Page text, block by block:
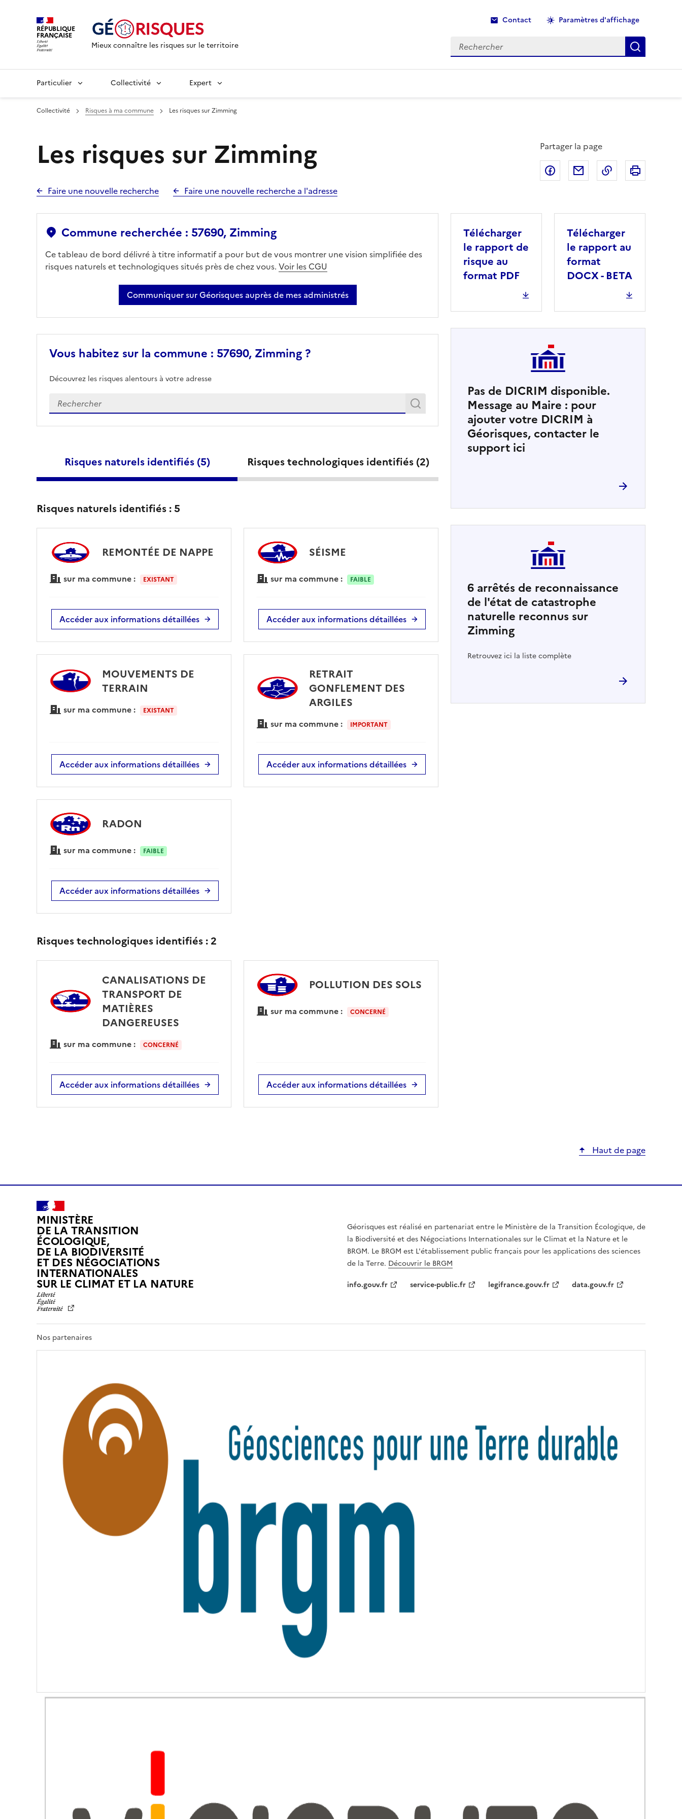
RÉPUBLIQUE
FRANÇAISE
Mieux connaître les risques sur le territoire
Contact Paramètres d'affichage
Rechercher Recherche
Particulier Collectivité Expert
Collectivité Risques à ma commune Les risques sur Zimming
Les risques sur Zimming
Faire une nouvelle recherche Faire une nouvelle recherche a l'adresse
Partager la page
Partager sur Facebook
Partager par email
Copier dans le
Commune recherchée : 57690, Zimming
Ce tableau de bord délivré à titre informatif a pour but de vous montrer une vision simplifiée des
risques naturels et technologiques situés près de chez vous. Voir les CGU
Communiquer sur Géorisques auprès de mes administrés
Vous habitez sur la commune : 57690, Zimming ?
Découvrez les risques alentours à votre adresse
Veuillez renseigner votre adresse exacte Rechercher
Recherche
Risques naturels identifiés (5) Risques technologiques identifiés (2)
Risques naturels identifiés :5
REMONTÉE DE NAPPE
sur ma commune : EXISTANT
Accéder aux informations détaillées
SÉISME
sur ma commune : FAIBLE
Accéder aux informations détaillées
MOUVEMENTS DE
TERRAIN
sur ma commune : EXISTANT
Accéder aux informations détaillées
RETRAIT
GONFLEMENT DES
ARGILES
sur ma commune : IMPORTANT
Accéder aux informations détaillées
RADON
sur ma commune : FAIBLE
Accéder aux informations détaillées
Risques technologiques identifiés : 2
CANALISATIONS DE
TRANSPORT DE
MATIÈRES
DANGEREUSES
sur ma commune : CONCERNÉ
Accéder aux informations détaillées
POLLUTION DES SOLS
sur ma commune : CONCERNÉ
Accéder aux informations détaillées
Télécharger
le rapport de
risque au
format PDF
Télécharger
le rapport au
format
DOCX - BETA
Pas de DICRIM disponible.
Message au Maire : pour
ajouter votre DICRIM à
Géorisques, contacter le
support ici
6 arrêtés de reconnaissance
de l'état de catastrophe
naturelle reconnus sur
Zimming
Retrouvez ici la liste complète
Haut de page
MINISTÈRE
DE LA TRANSITION
ÉCOLOGIQUE,
DE LA BIODIVERSITÉ
ET DES NÉGOCIATIONS
INTERNATIONALES
SUR LE CLIMAT ET LA NATUREL
R
É
R
R
N
T
Géorisques est réalisé en partenariat entre le Ministère de la Transition Écologique, de
la Biodiversité et des Négociations Internationales sur le Climat et la Nature et le
BRGM. Le BRGM est L'établissement public français pour les applications des sciences
de la Terre. Découvrir le BRGM
info.gouv.fr
service-public.fr legifrance.gouv.fr data.gouv.fr
Nos partenaires